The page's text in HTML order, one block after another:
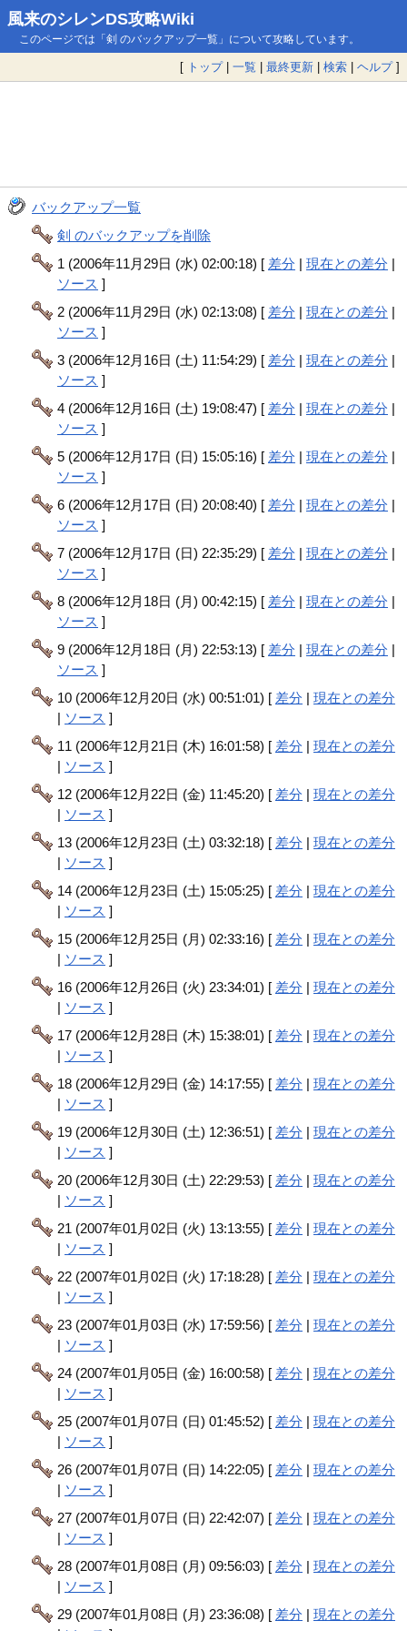
風来のシレンDS攻略Wiki
このページでは「剣 のバックアップ一覧」について攻略しています。
[ トップ| 一覧 | 最終更新 | 検索 | ヘルプ]
バックアップ一覧
剣 のバックアップを削除
1 (2006年11月29日 (水) 02:00:18) [ 差分 |現在との差分 |
ソース ]
2 (2006年11月29日 (水) 02:13:08) [ 差分 |現在との差分 |
ソース ]
3 (2006年12月16日 (土) 11:54:29) [ 差分 |現在との差分 |
ソース ]
4 (2006年12月16日 (土) 19:08:47) [ 差分 |現在との差分 |
ソース ]
5 (2006年12月17日 (日) 15:05:16) [ 差分 |現在との差分 |
ソース ]
6 (2006年12月17日 (日) 20:08:40) [ 差分 |現在との差分 |
ソース ]
7 (2006年12月17日 (日) 22:35:29) [ 差分 |現在との差分 |
ソース ]
8 (2006年12月18日 (月) 00:42:15) [ 差分 |現在との差分 |
ソース ]
9 (2006年12月18日 (月) 22:53:13) [ 差分 |現在との差分 |
ソース ]
10 (2006年12月20日 (水) 00:51:01) [ 差分 |現在との差分
| ソース ]
11 (2006年12月21日 (木) 16:01:58) [ 差分 |現在との差分
| ソース ]
12 (2006年12月22日 (金) 11:45:20) [ 差分 |現在との差分
| ソース ]
13 (2006年12月23日 (土) 03:32:18) [ 差分 |現在との差分
| ソース ]
14 (2006年12月23日 (土) 15:05:25) [ 差分 |現在との差分
| ソース ]
15 (2006年12月25日 (月) 02:33:16) [ 差分 |現在との差分
| ソース ]
16 (2006年12月26日 (火) 23:34:01) [ 差分 |現在との差分
| ソース ]
17 (2006年12月28日 (木) 15:38:01) [ 差分 |現在との差分
| ソース ]
18 (2006年12月29日 (金) 14:17:55) [ 差分 |現在との差分
| ソース ]
19 (2006年12月30日 (土) 12:36:51) [ 差分 |現在との差分
| ソース ]
20 (2006年12月30日 (土) 22:29:53) [ 差分 |現在との差分
| ソース ]
21 (2007年01月02日 (火) 13:13:55) [ 差分 |現在との差分
| ソース ]
22 (2007年01月02日 (火) 17:18:28) [ 差分 |現在との差分
| ソース ]
23 (2007年01月03日 (水) 17:59:56) [ 差分 |現在との差分
| ソース ]
24 (2007年01月05日 (金) 16:00:58) [ 差分 |現在との差分
| ソース ]
25 (2007年01月07日 (日) 01:45:52) [ 差分 |現在との差分
| ソース ]
26 (2007年01月07日 (日) 14:22:05) [ 差分 |現在との差分
| ソース ]
27 (2007年01月07日 (日) 22:42:07) [ 差分 |現在との差分
| ソース ]
28 (2007年01月08日 (月) 09:56:03) [ 差分 |現在との差分
| ソース ]
29 (2007年01月08日 (月) 23:36:08) [ 差分 |現在との差分